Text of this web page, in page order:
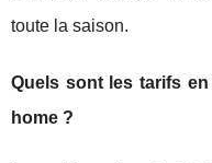
toute la saison.
Quels sont les tarifs
home ?